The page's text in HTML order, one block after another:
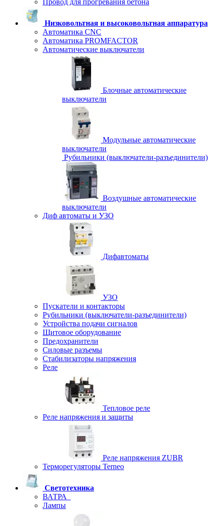
Провод для прогревания бетона
Низковольтная и высоковольтная аппаратура
Автоматика CNC
Автоматика PROMFACTOR
Автоматические выключатели
Блочные автоматические
выключатели
Модульные автоматические
выключатели
Рубильники (выключатели-разъединители)
Воздушные автоматические
выключатели
Диф автоматы и УЗО
Дифавтоматы
УЗО
Пускатели и контакторы
Рубильники (выключатели-разъединители)
Устройства подачи сигналов
Щитовое оборудование
Предохранители
Силовые разъемы
Стабилизаторы напряжения
Реле
Тепловое реле
Реле напряжения и защиты
Реле напряжения ZUBR
Терморегуляторы Terneo
Светотехника
ВАТРА
Лампы